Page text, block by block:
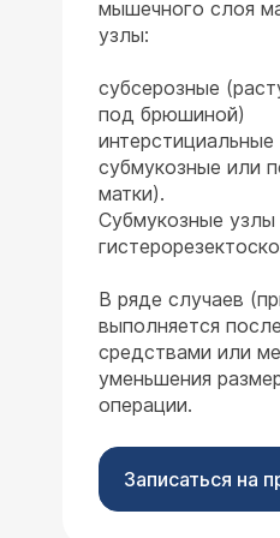
мышечного слоя
узлы:
субсерозные
под брюшиной)
субмукозные или
матки).
Субмукозные
В ряде случаев
выполняется
средствами или
уменьшения
операции.
Записаться на